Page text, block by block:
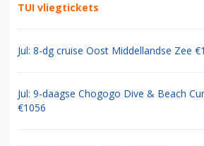
TUI vliegtickets
Jul: 8-dg cruise Oost Middellandse Zee
Jul: 9-daagse Chogogo Dive & Beach
€1056